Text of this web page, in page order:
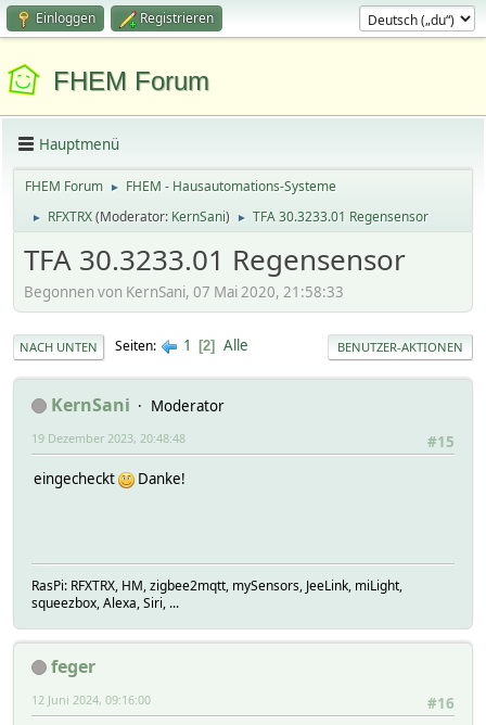
Einloggen Registrieren
FHEM Forum
Hauptmenü
FHEM Forum ► FHEM - Hausautomations-Systeme
► RFXTRX(Moderator: KernSani) ► TFA 30.3233.01 Regensensor
TFA 30.3233.01 Regensensor
Begonnen von KernSani, 07 Mai 2020, 21:58:33
NACH UNTEN Seiten 1 2 Alle BENUTZER-AKTIONEN
KernSani
Moderator
#15
19 Dezember 2023, 20:48:48
eingecheckt Danke!
RasPi: RFXTRX, HM, zigbee2mqtt, mySensors, JeeLink, miLight,
squeezbox, Alexa, Siri, ...
feger
#16
12 Juni 2024, 09:16:00